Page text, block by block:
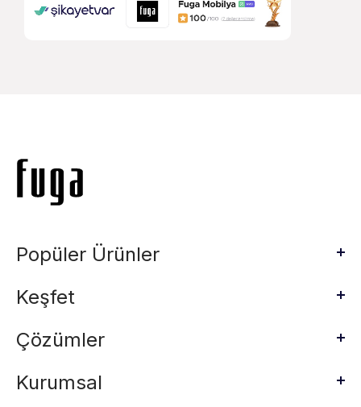
Popüler Ürünler
Keşfet
Çözümler
Kurumsal